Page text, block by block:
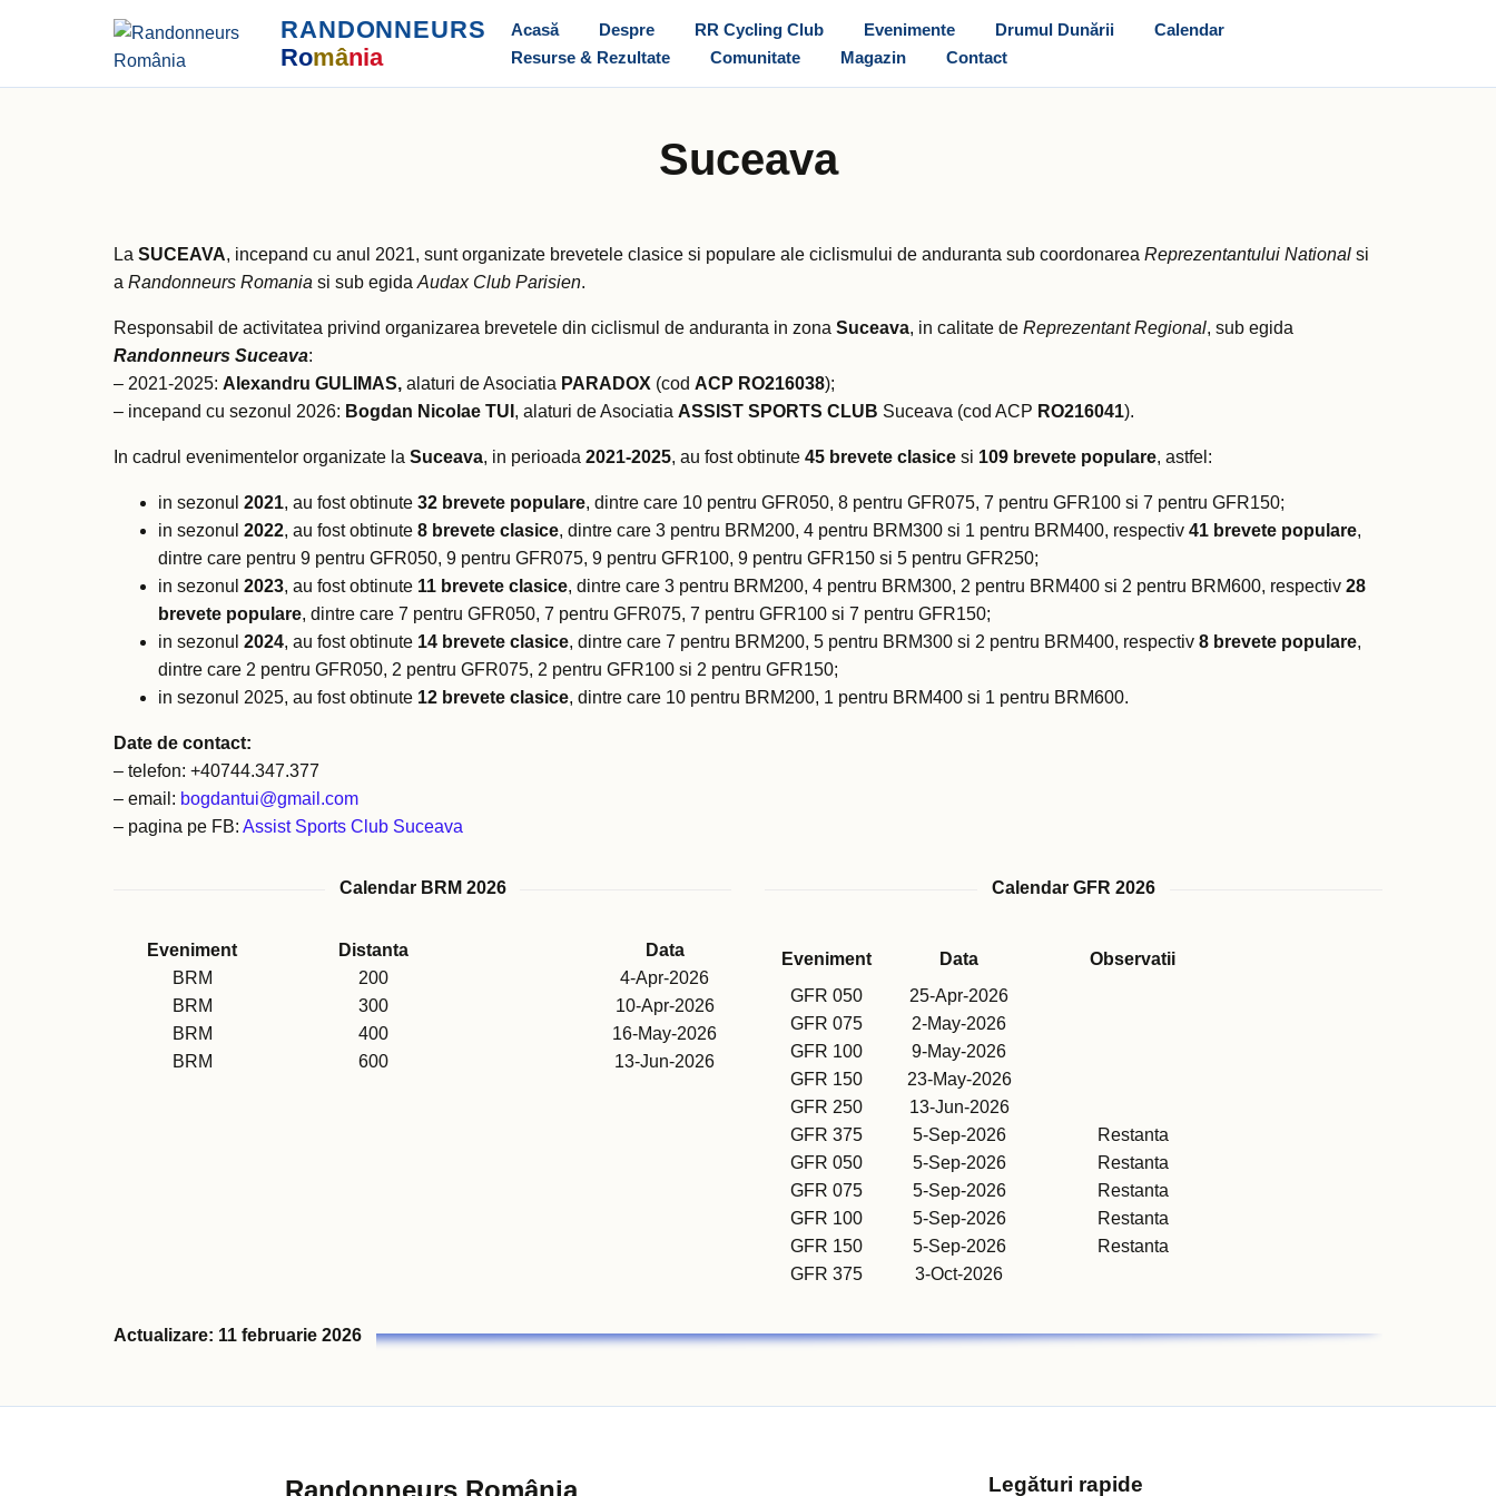
RANDONNEURS
România
Acasă Despre RR Cycling Club Evenimente Drumul Dunării
Calendar
Resurse & Rezultate
Comunitate Magazin Contact
Suceava
La SUCEAVA, incepand cu anul 2021, sunt organizate brevetele clasice si populare ale ciclismului de anduranta sub coordonarea Reprezentantului National si
a Randonneurs Romania si sub egida Audax Club Parisien.
Responsabil de activitatea privind organizarea brevetele din ciclismul de anduranta in zona Suceava, in calitate de Reprezentant Regional, sub egida
Randonneurs Suceava:
– 2021-2025: Alexandru GULIMAS, alaturi de Asociatia PARADOX (cod ACP RO216038);
– incepand cu sezonul 2026: Bogdan Nicolae TUI , alaturi de Asociatia ASSIST SPORTS CLUB Suceava (cod ACP RO216041).
In cadrul evenimentelor organizate la Suceava, in perioada 2021-2025, au fost obtinute 45 brevete clasice si 109 brevete populare, astfel:
in sezonul 2021, au fost obtinute 32 brevete populare, dintre care 10 pentru GFR050, 8 pentru GFR075, 7 pentru GFR100 si 7 pentru GFR150;
in sezonul 2022, au fost obtinute 8 brevete clasice, dintre care 3 pentru BRM200, 4 pentru BRM300 si 1 pentru BRM400, respectiv 41 brevete populare,
dintre care pentru 9 pentru GFR050, 9 pentru GFR075, 9 pentru GFR100, 9 pentru GFR150 si 5 pentru GFR250;
in sezonul 2023, au fost obtinute 11 brevete clasice, dintre care 3 pentru BRM200, 4 pentru BRM300, 2 pentru BRM400 si 2 pentru BRM600, respectiv 28
brevete populare, dintre care 7 pentru GFR050, 7 pentru GFR075, 7 pentru GFR100 si 7 pentru GFR150;
in sezonul 2024, au fost obtinute 14 brevete clasice, dintre care 7 pentru BRM200, 5 pentru BRM300 si 2 pentru BRM400, respectiv 8 brevete populare,
dintre care 2 pentru GFR050, 2 pentru GFR075, 2 pentru GFR100 si 2 pentru GFR150;
in sezonul 2025, au fost obtinute 12 brevete clasice, dintre care 10 pentru BRM200, 1 pentru BRM400 si 1 pentru BRM600.
Date de contact:
– telefon: +40744.347.377
– email: bogdantui@gmail.com
– pagina pe FB: Assist Sports Club Suceava
Calendar BRM 2026
Eveniment Distanta
Data
BRM
200
4-Apr-2026
BRM
300
10-Apr-2026
BRM
400
16-May-2026
BRM
600 13-Jun-2026
Calendar GFR 2026
Eveniment Data
Observatii
GFR 050
25-Apr-2026
GFR 075
2-May-2026
GFR 100
9-May-2026
GFR 150
23-May-2026
GFR 250
13-Jun-2026
GFR 375
5-Sep-2026
Restanta
GFR 050
5-Sep-2026
Restanta
GFR 075
5-Sep-2026
Restanta
GFR 100
5-Sep-2026
Restanta
GFR 150
5-Sep-2026
Restanta
GFR 375
3-Oct-2026
Actualizare: 11 februarie 2026
Randonneurs România Legături rapide